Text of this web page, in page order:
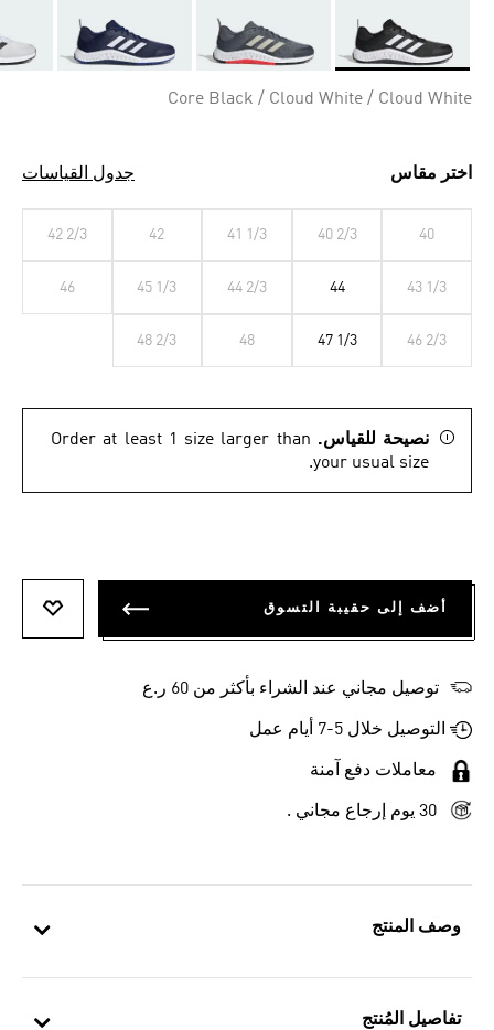
وصف المنتج
تفاصيل المُنتج
Core Black / Cloud White / Cloud White
اختر مقاس جدول القياسات
40
40 2/3
41 1/3
42
42 2/3
43 1/3
44
44 2/3
45 1/3
46
46 2/3
47 1/3
48
48 2/3
نصيحة للقياس. Order at least 1 size larger than
your usual size.
أضف إلى حقيبة التسوق
توصيل مجاني عند الشراء بأكثر من 60 ر.ع
التوصيل خلال 5-7 أيام عمل
معاملات دفع آمنة